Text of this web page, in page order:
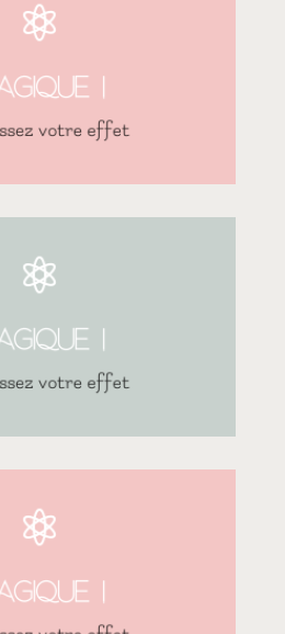

!
votre effet
❝
polices et couleurs …

!
votre effet
polices et couleurs …
personnalisable

!
Bouton